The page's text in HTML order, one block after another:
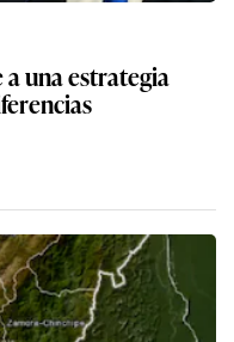
a una estrategia